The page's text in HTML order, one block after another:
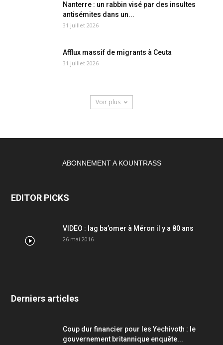
Nanterre : un rabbin visé par des insultes
antisémites dans un...
31 juillet 2026
Afflux massif de migrants à Ceuta
31 juillet 2026
Voir plus
ABONNEMENT A KOUNTRASS
EDITOR PICKS
VIDEO : lag ba’omer à Méron il y a 80 ans
26 mai 2016
Derniers articles
Coup dur financier pour les Yechivoth : le
gouvernement britannique enquête...